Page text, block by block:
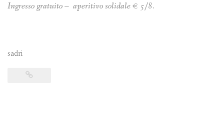
Ingresso gratuito – aperitivo solidale € 5/8.
sadri